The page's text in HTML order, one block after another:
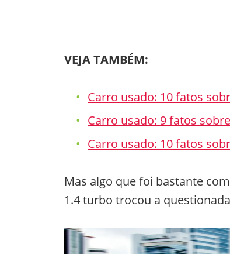
VEJA TAMBÉM:
Carro usado: 10 fatos
Carro usado: 9 fatos
Carro usado: 10 fatos
Mas algo que foi bastante
1.4 turbo trocou a